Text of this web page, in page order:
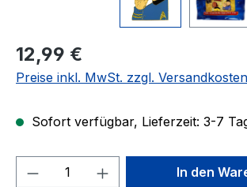
Regulärer Preis:
12,99 €
Preise inkl. MwSt. zzgl. Versandkosten
Sofort verfügbar, Lieferzeit: 3-7
Produkt Anzahl: Gib den
In den